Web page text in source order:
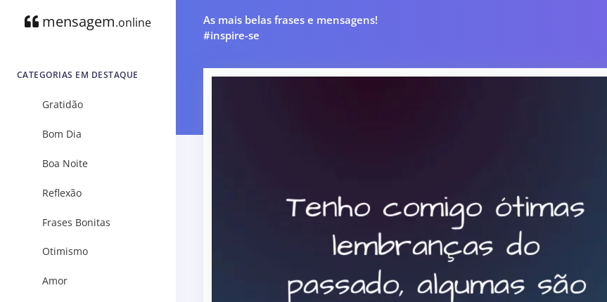
mensagem.online
CATEGORIAS EM DESTAQUE
Gratidão
Bom Dia
Boa Noite
Reflexão
Frases Bonitas
Otimismo
Amor
As mais belas frases e mensagens!
#inspire-se